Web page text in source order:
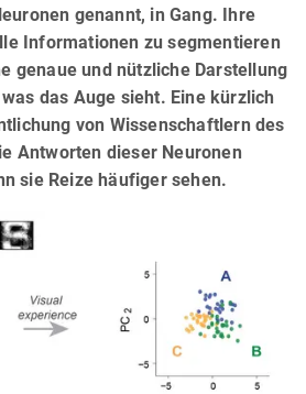
genannt, in Gang. Ihre
Informationen zu segmentieren
genaue und nützliche Darstellung
das Auge sieht. Eine kürzlich
von Wissenschaftlern des
Antworten dieser Neuronen
sie Reize häufiger sehen.